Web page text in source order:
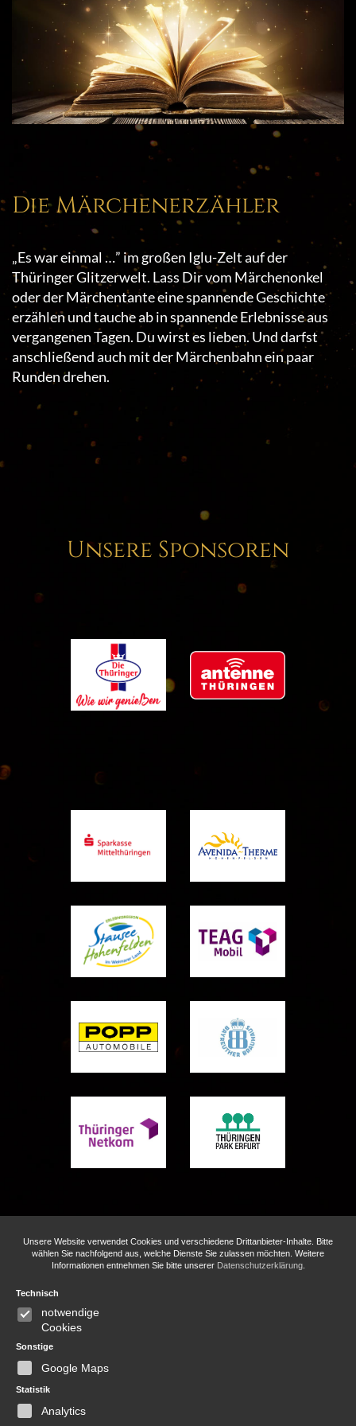
Die Märchenerzähler
„Es war einmal …” im großen Iglu-Zelt auf der
Thüringer Glitzerwelt. Lass Dir vom Märchenonkel
oder der Märchentante eine spannende Geschichte
erzählen und tauche ab in spannende Erlebnisse aus
vergangenen Tagen. Du wirst es lieben. Und darfst
anschließend auch mit der Märchenbahn ein paar
Runden drehen.
Unsere Sponsoren
FAQ
Newsletter Anmeldung
Unsere Website verwendet Cookies und verschiedene Drittanbieter-Inhalte. Bitte
wählen Sie nachfolgend aus, welche Dienste Sie zulassen möchten. Weitere
Informationen entnehmen Sie bitte unserer Datenschutzerklärung.
Technisch
notwendige
Cookies
Sonstige
Google Maps
Statistik
Analytics